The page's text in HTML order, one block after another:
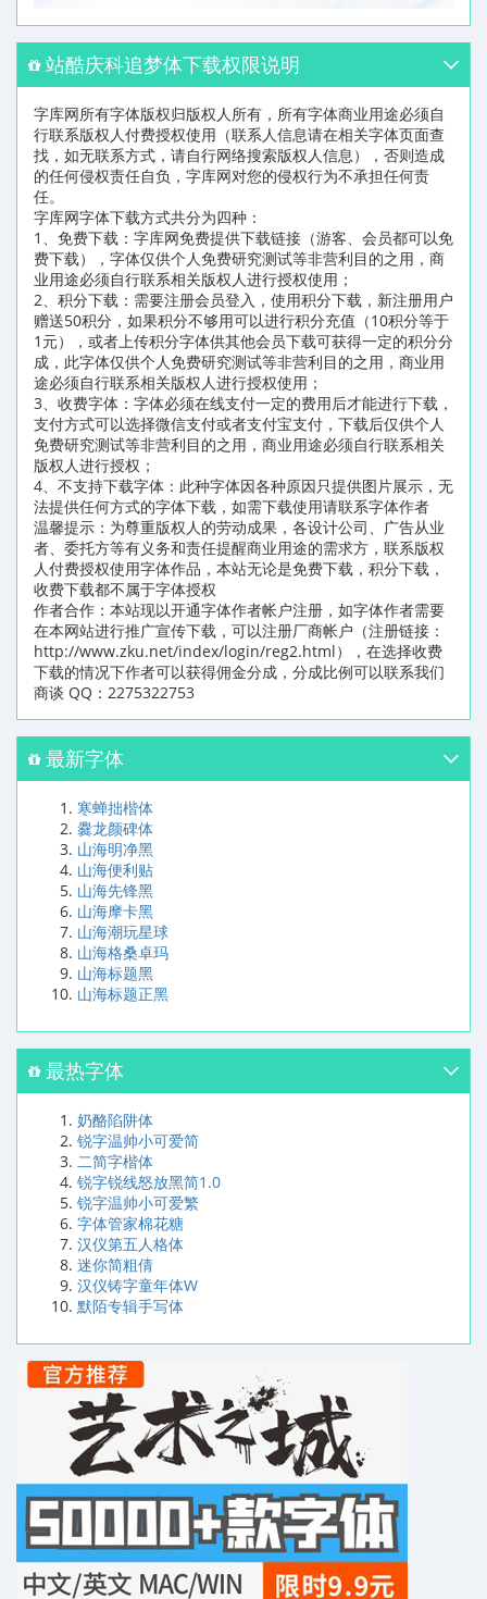
站酷庆科追梦体下载权限说明
字库网所有字体版权归版权人所有，所有字体商业用途必须自
行联系版权人付费授权使用（联系人信息请在相关字体页面查
找，如无联系方式，请自行网络搜索版权人信息），否则造成
的任何侵权责任自负，字库网对您的侵权行为不承担任何责
任。
字库网字体下载方式共分为四种：
1、免费下载：字库网免费提供下载链接（游客、会员都可以免
费下载），字体仅供个人免费研究测试等非营利目的之用，商
业用途必须自行联系相关版权人进行授权使用；
2、积分下载：需要注册会员登入，使用积分下载，新注册用户
赠送50积分，如果积分不够用可以进行积分充值（10积分等于
1元），或者上传积分字体供其他会员下载可获得一定的积分分
成，此字体仅供个人免费研究测试等非营利目的之用，商业用
途必须自行联系相关版权人进行授权使用；
3、收费字体：字体必须在线支付一定的费用后才能进行下载，
支付方式可以选择微信支付或者支付宝支付，下载后仅供个人
免费研究测试等非营利目的之用，商业用途必须自行联系相关
版权人进行授权；
4、不支持下载字体：此种字体因各种原因只提供图片展示，无
法提供任何方式的字体下载，如需下载使用请联系字体作者
温馨提示：为尊重版权人的劳动成果，各设计公司、广告从业
者、委托方等有义务和责任提醒商业用途的需求方，联系版权
人付费授权使用字体作品，本站无论是免费下载，积分下载，
收费下载都不属于字体授权
作者合作：本站现以开通字体作者帐户注册，如字体作者需要
在本网站进行推广宣传下载，可以注册厂商帐户（注册链接：
http://www.zku.net/index/login/reg2.html），在选择收费
下载的情况下作者可以获得佣金分成，分成比例可以联系我们
商谈 QQ：2275322753
最新字体
寒蝉拙楷体
爨龙颜碑体
山海明净黑
山海便利贴
山海先锋黑
山海摩卡黑
山海潮玩星球
山海格桑卓玛
山海标题黑
山海标题正黑
最热字体
奶酪陷阱体
锐字温帅小可爱简
二简字楷体
锐字锐线怒放黑简1.0
锐字温帅小可爱繁
字体管家棉花糖
汉仪第五人格体
迷你简粗倩
汉仪铸字童年体W
默陌专辑手写体